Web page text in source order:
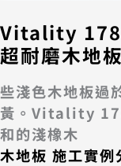
Vitality 178
超耐磨木地板
些淺色木地板過
黃。Vitality
和的淺橡木
木地板 施工實例